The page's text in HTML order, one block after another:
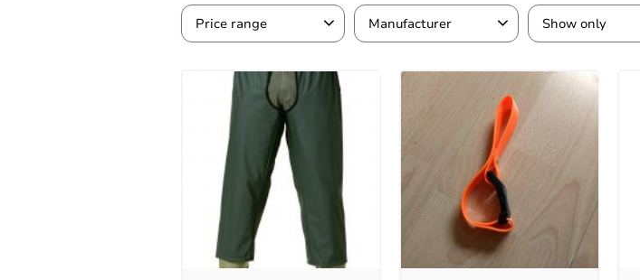
Price range Manufacturer
Dianova Lapstone AB
Seeland
Swedteam
Show only